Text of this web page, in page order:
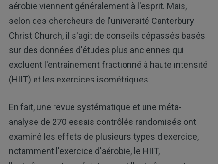
aérobie viennent généralement à l'esprit. Mais,
selon des chercheurs de l'université Canterbury
Christ Church, il s'agit de conseils dépassés basés
sur des données d'études plus anciennes qui
excluent l'entraînement fractionné à haute intensité
(HIIT) et les exercices isométriques.
En fait, une revue systématique et une méta-
analyse de 270 essais contrôlés randomisés ont
examiné les effets de plusieurs types d'exercice,
notamment l'exercice d'aérobie, le HIIT,